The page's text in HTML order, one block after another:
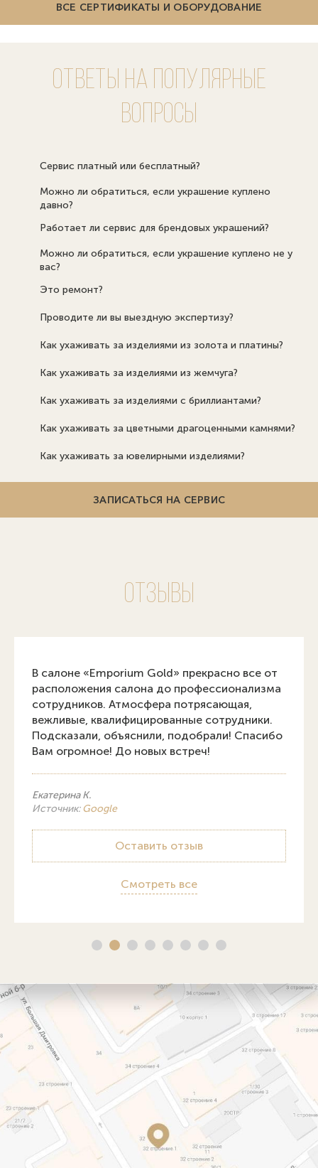
ВСЕ СЕРТИФИКАТЫ И ОБОРУДОВАНИЕ
Ответы на популярные
вопросы
Сервис платный или бесплатный?
Можно ли обратиться, если украшение куплено
давно?
Работает ли сервис для брендовых украшений?
Можно ли обратиться, если украшение куплено не у
вас?
Это ремонт?
Проводите ли вы выездную экспертизу?
Как ухаживать за изделиями из золота и платины?
Как ухаживать за изделиями из жемчуга?
Как ухаживать за изделиями с бриллиантами?
Как ухаживать за цветными драгоценными камнями?
Как ухаживать за ювелирными изделиями?
ЗАПИСАТЬСЯ НА СЕРВИС
Отзывы
В салоне «Emporium Gold» прекрасно все от
расположения салона до профессионализма
сотрудников. Атмосфера потрясающая,
вежливые, квалифицированные сотрудники.
Подсказали, объяснили, подобрали! Спасибо
Вам огромное! До новых встреч!
Екатерина К.
Источник:Google
Оставить отзыв
Смотреть все